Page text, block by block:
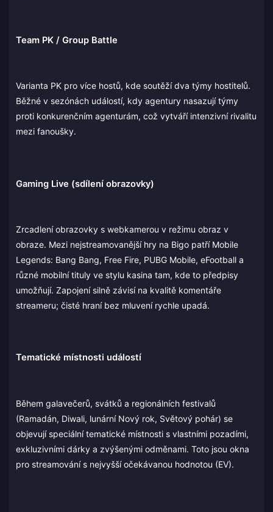
Team PK / Group Battle
Varianta PK pro více hostů, kde soutěží dva týmy hostitelů.
Běžné v sezónách událostí, kdy agentury nasazují týmy
proti konkurenčním agenturám, což vytváří intenzivní rivalitu
mezi fanoušky.
Gaming Live (sdílení obrazovky)
Zrcadlení obrazovky s webkamerou v režimu obraz v
obraze. Mezi nejstreamovanější hry na Bigo patří Mobile
Legends: Bang Bang, Free Fire, PUBG Mobile, eFootball a
různé mobilní tituly ve stylu kasina tam, kde to předpisy
umožňují. Zapojení silně závisí na kvalitě komentáře
streameru; čisté hraní bez mluvení rychle upadá.
Tematické místnosti událostí
Během galavečerů, svátků a regionálních festivalů
(Ramadán, Diwali, lunární Nový rok, Světový pohár) se
objevují speciální tematické místnosti s vlastními pozadími,
exkluzivními dárky a zvýšenými odměnami. Toto jsou okna
pro streamování s nejvyšší očekávanou hodnotou (EV).